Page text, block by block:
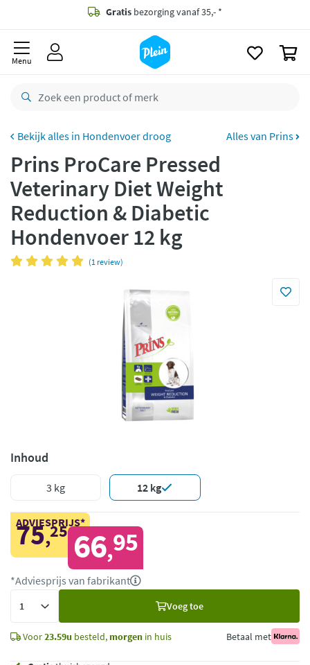
Gratis bezorging vanaf 35,- *
besteld,
retourneren
CO2 neutraal
Betaal met Klarna
Menu
Hondenvoer droog Alles van Prins
Prins ProCare Pressed
Veterinary Diet Weight
Reduction & Diabetic
Hondenvoer 12 kg
(1 review)
Inhoud
3 kg 12 kg
ADVIESPRIJS*
75,25 66,95
*Adviesprijs van fabrikant
Voeg toe
Voor23.59u besteld, morgen in huis Betaal met